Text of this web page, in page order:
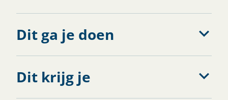
Solliciteren
Dit ga je doen
Dit krijg je